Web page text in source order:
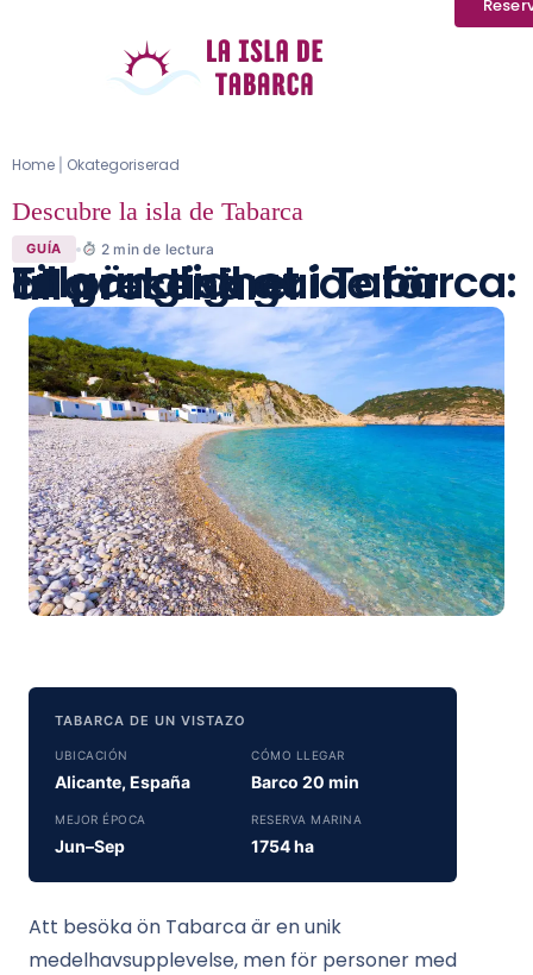
Home Okategoriserad
Descubre la isla de Tabarca
GUÍA 2 min de lectura
Tillgänglighet i Tabarca: En praktisk guide för alla resenärer
TABARCA DE UN VISTAZO
UBICACIÓN
Alicante, España
CÓMO LLEGAR
Barco 20 min
MEJOR ÉPOCA
Jun–Sep
RESERVA MARINA
1754 ha
Att besöka ön Tabarca är en unik
medelhavsupplevelse, men för personer med